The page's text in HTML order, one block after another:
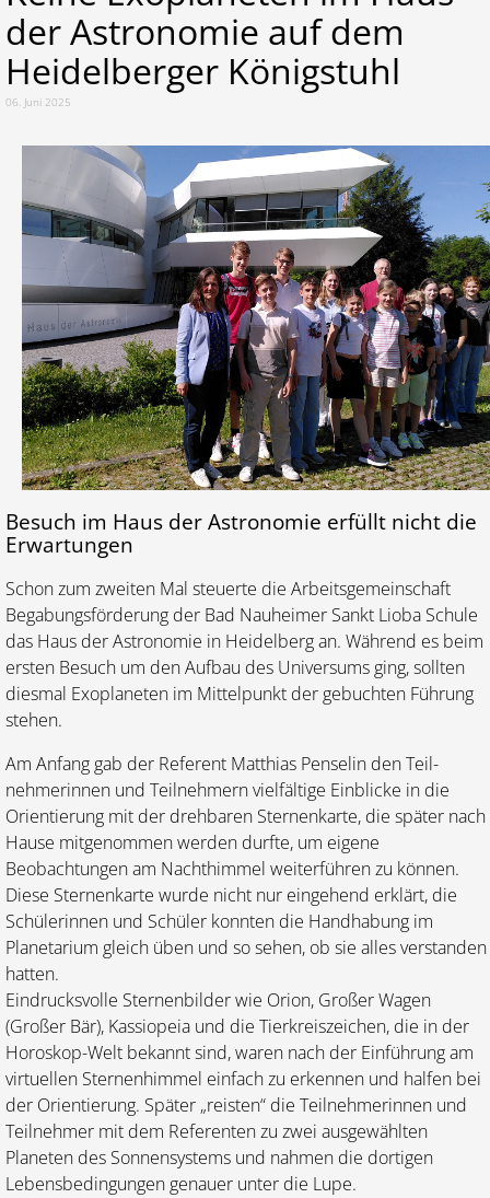
der Astro­nomie auf dem
Heidelberger Königstuhl
06. Juni 2025
Besuch im Haus der Astronomie erfüllt nicht die
Erwartungen
Schon zum zweiten Mal steuerte die Arbeitsgemeinschaft
Begabungsförderung der Bad Nauheimer Sankt Lioba Schule
das Haus der Astronomie in Heidelberg an. Während es beim
ersten Besuch um den Aufbau des Universums ging, sollten
diesmal Exo­planeten im Mittelpunkt der gebuchten Führung
ste­hen.
Am Anfang gab der Referent Matthias Penselin den Teil­
nehmerinnen und Teilneh­mern vielfältige Einblicke in die
Orientierung mit der drehbaren Sternenkarte, die später nach
Hause mit­genommen werden durfte, um eigene
Beobachtungen am Nachthimmel weiter­führen zu können.
Diese Sternenkarte wurde nicht nur eingehend erklärt, die
Schüle­rinnen und Schüler konnten die Handhabung im
Planetarium gleich üben und so sehen, ob sie alles verstanden
hatten.
Eindrucksvolle Sternenbilder wie Orion, Großer Wagen
(Großer Bär), Kassiopeia und die Tierkreiszeichen, die in der
Horoskop-Welt bekannt sind, waren nach der Einführung am
virtuellen Sternenhimmel einfach zu erkennen und halfen bei
der Orientierung. Später „reisten“ die Teilnehmerinnen und
Teilnehmer mit dem Referenten zu zwei ausgewählten
Planeten des Sonnensystems und nahmen die dortigen
Lebensbedingungen genauer unter die Lupe.